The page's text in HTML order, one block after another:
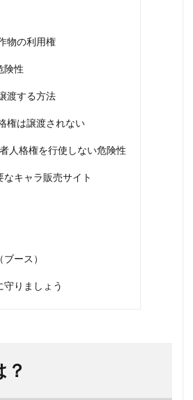
物の利用権
険性
渡する方法
権は譲渡されない
人格権を行使しない危険性
キャラ販売サイト
ース）
りましょう